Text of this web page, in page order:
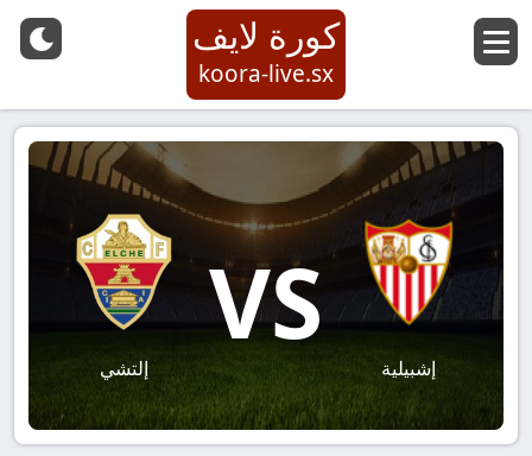
كورة لايف
koora-live.sx
إشبيلية
VS
إلتشي